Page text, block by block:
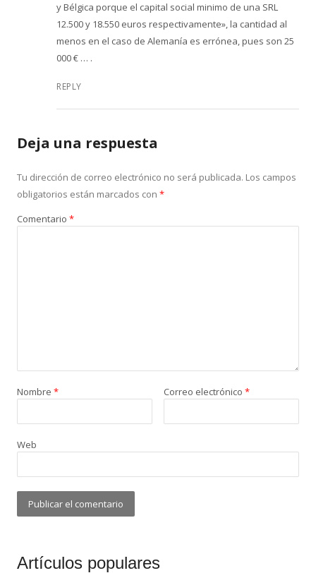
y Bélgica porque el capital social minimo de una SRL
12.500 y 18.550 euros respectivamente», la cantidad al
menos en el caso de Alemanía es errónea, pues son 25
000 € … .
REPLY
Deja una respuesta
Tu dirección de correo electrónico no será publicada. Los campos
obligatorios están marcados con *
Comentario *
Nombre * Correo electrónico *
Web
Artículos populares